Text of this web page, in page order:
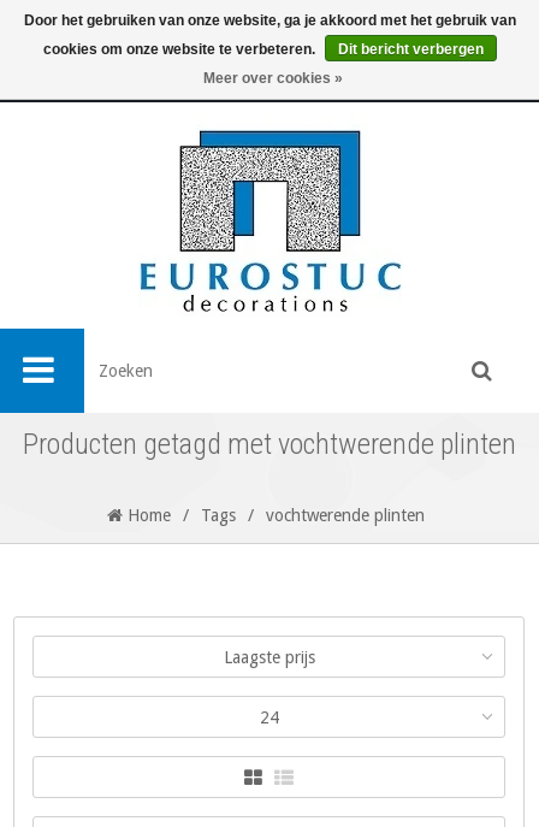
0
Producten getagd met vochtwerende plinten
Home / Tags / vochtwerende plinten
Laagste prijs
24
Door het gebruiken van onze website, ga je akkoord met het gebruik van
cookies om onze website te verbeteren.
Dit bericht verbergen
Meer over cookies »